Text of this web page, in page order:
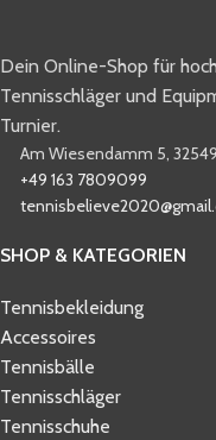
Dein Online-Shop für
Tennisschläger und
Turnier.
Am Wiesendamm 5,
+49 163 7809099
SHOP & KATEGORIEN
Tennisbekleidung
Accessoires
Tennisbälle
Tennisschläger
Tennisschuhe